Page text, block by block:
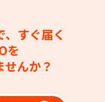
すぐ届く
を
んか？